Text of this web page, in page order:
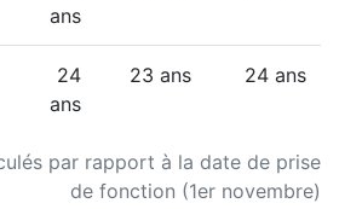
par rapport à la date de prise
de fonction (1er novembre)
ans
24
ans
23 ans 24 ans